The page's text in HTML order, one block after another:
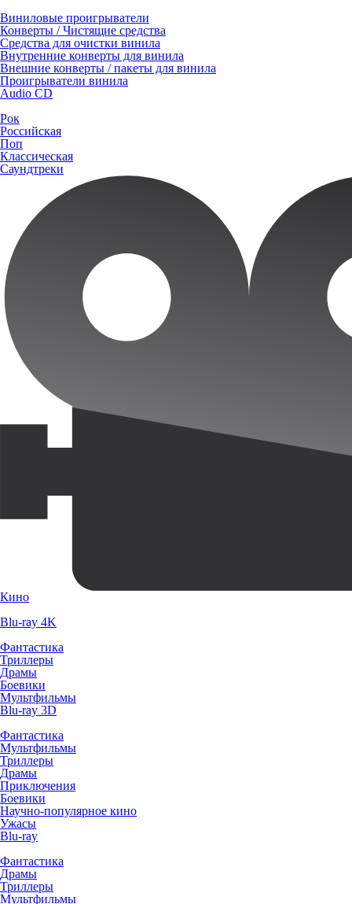
Виниловые проигрыватели
Конверты / Чистящие средства
Средства для очистки винила
Внутренние конверты для винила
Внешние конверты / пакеты для винила
Проигрыватели винила
Audio CD
Рок
Российская
Поп
Классическая
Саундтреки
Кино
Blu-ray 4K
Фантастика
Триллеры
Драмы
Боевики
Мультфильмы
Blu-ray 3D
Фантастика
Мультфильмы
Триллеры
Драмы
Приключения
Боевики
Научно-популярное кино
Ужасы
Blu-ray
Фантастика
Драмы
Триллеры
Мультфильмы